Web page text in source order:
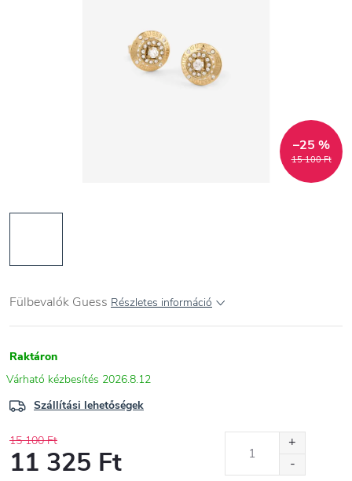
15 100 Ft
–25 %
Fülbevalók Guess Részletes információ
Raktáron
2026.8.12
Szállítási lehetőségek
15 100 Ft
11 325 Ft